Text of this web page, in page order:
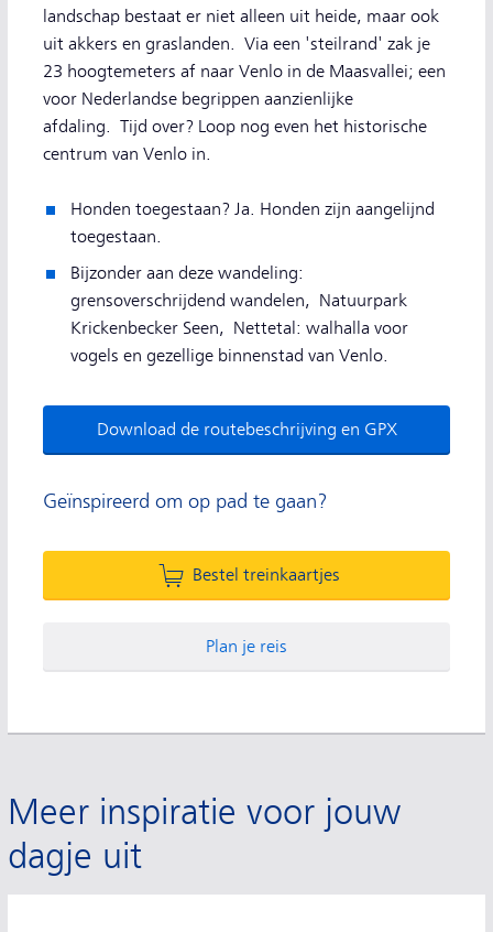
landschap bestaat er niet alleen uit heide, maar ook
uit akkers en graslanden. Via een 'steilrand' zak je
23 hoogtemeters af naar Venlo in de Maasvallei; een
voor Nederlandse begrippen aanzienlijke
afdaling. Tijd over? Loop nog even het historische
centrum van Venlo in.
Honden toegestaan? Ja. Honden zijn aangelijnd
toegestaan.
Bijzonder aan deze wandeling:
grensoverschrijdend wandelen, Natuurpark
Krickenbecker Seen, Nettetal: walhalla voor
vogels en gezellige binnenstad van Venlo.
Download de routebeschrijving en GPX
Geïnspireerd om op pad te gaan?
Bestel treinkaartjes
Plan je reis
Meer inspiratie voor jouw
dagje uit